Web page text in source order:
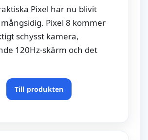
Pixel har nu blivit
Pixel 8 kommer
schysst kamera,
120Hz-skärm och det
Till produkten